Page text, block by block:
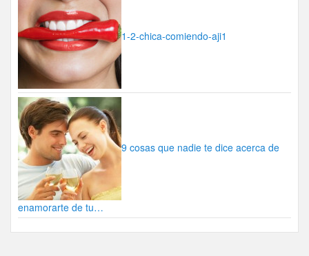
1-2-chica-comiendo-aji1
9 cosas que nadie te dice acerca de
enamorarte de tu…